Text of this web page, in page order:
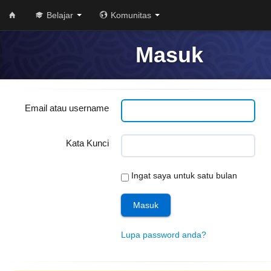
Belajar Komunitas
Masuk
Email atau username
Kata Kunci
Ingat saya untuk satu bulan
Lupa password anda?